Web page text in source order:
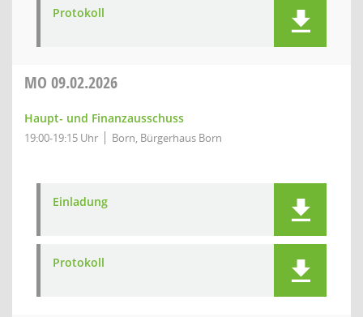
Protokoll
MO 09.02.2026
Haupt- und Finanzausschuss
19:00-19:15 Uhr Born, Bürgerhaus Born
Einladung
Protokoll